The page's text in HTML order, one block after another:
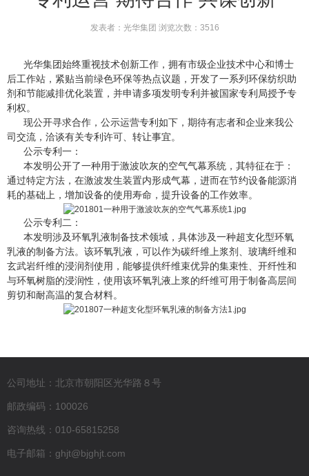
发表者：光华集团 浏览次数：3516
光华集团始终重视技术创新工作，拥有市级企业技术中心和博士
后工作站，紧贴当前绿色环保等热点议题，开发了一系列环保纺织助
剂和节能减排优化装置，并申请多项发明专利并被国家专利局授予专
利权。
现公开寻求合作，公示运营专利如下，期待有志者和企业来我公
司交流，洽谈有关专利许可、转让事宜。
公示专利一：
本发明公开了一种用于激波吹灰的空气气幕系统，其特征在于：
通过特定方法，在激波发生装置内形成气幕，进而在节约设备能源消
耗的基础上，增加设备的使用寿命，提升设备的工作效率。
公示专利二：
本发明涉及环氧乳液制备技术领域，具体涉及一种超支化型环氧
乳液的制备方法。该环氧乳液，可以作为碳纤维上浆剂、玻璃纤维和
玄武岩纤维的浸润剂使用，能够提供纤维束优异的集束性、开纤性和
与环氧树脂的浸润性，使用该环氧乳液上浆的纤维可用于制备高层间
剪切和耐高温的复合材料。
公司地址：北京市朝阳区光华路８号
邮政编码：100026
咨询热线：010-65815258
电子邮箱：ghjt@bjghjt.com